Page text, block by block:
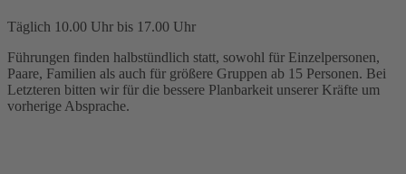
Täglich 10.00 Uhr bis 17.00 Uhr
Führungen finden halbstündlich statt, sowohl für Einzelpersonen,
Paare, Familien als auch für größere Gruppen ab 15 Personen. Bei
Letzteren bitten wir für die bessere Planbarkeit unserer Kräfte um
vorherige Absprache.